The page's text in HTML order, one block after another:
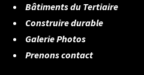
Bâtiments du Tertiaire
Construire durable
Galerie Photos
Prenons contact